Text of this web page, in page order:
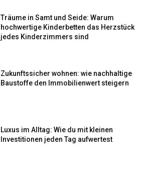
Träume in Samt und Seide: Warum
hochwertige Kinderbetten das Herzstück
jedes Kinderzimmers sind
Zukunftssicher wohnen: wie nachhaltige
Baustoffe den Immobilienwert steigern
Luxus im Alltag: Wie du mit kleinen
Investitionen jeden Tag aufwertest